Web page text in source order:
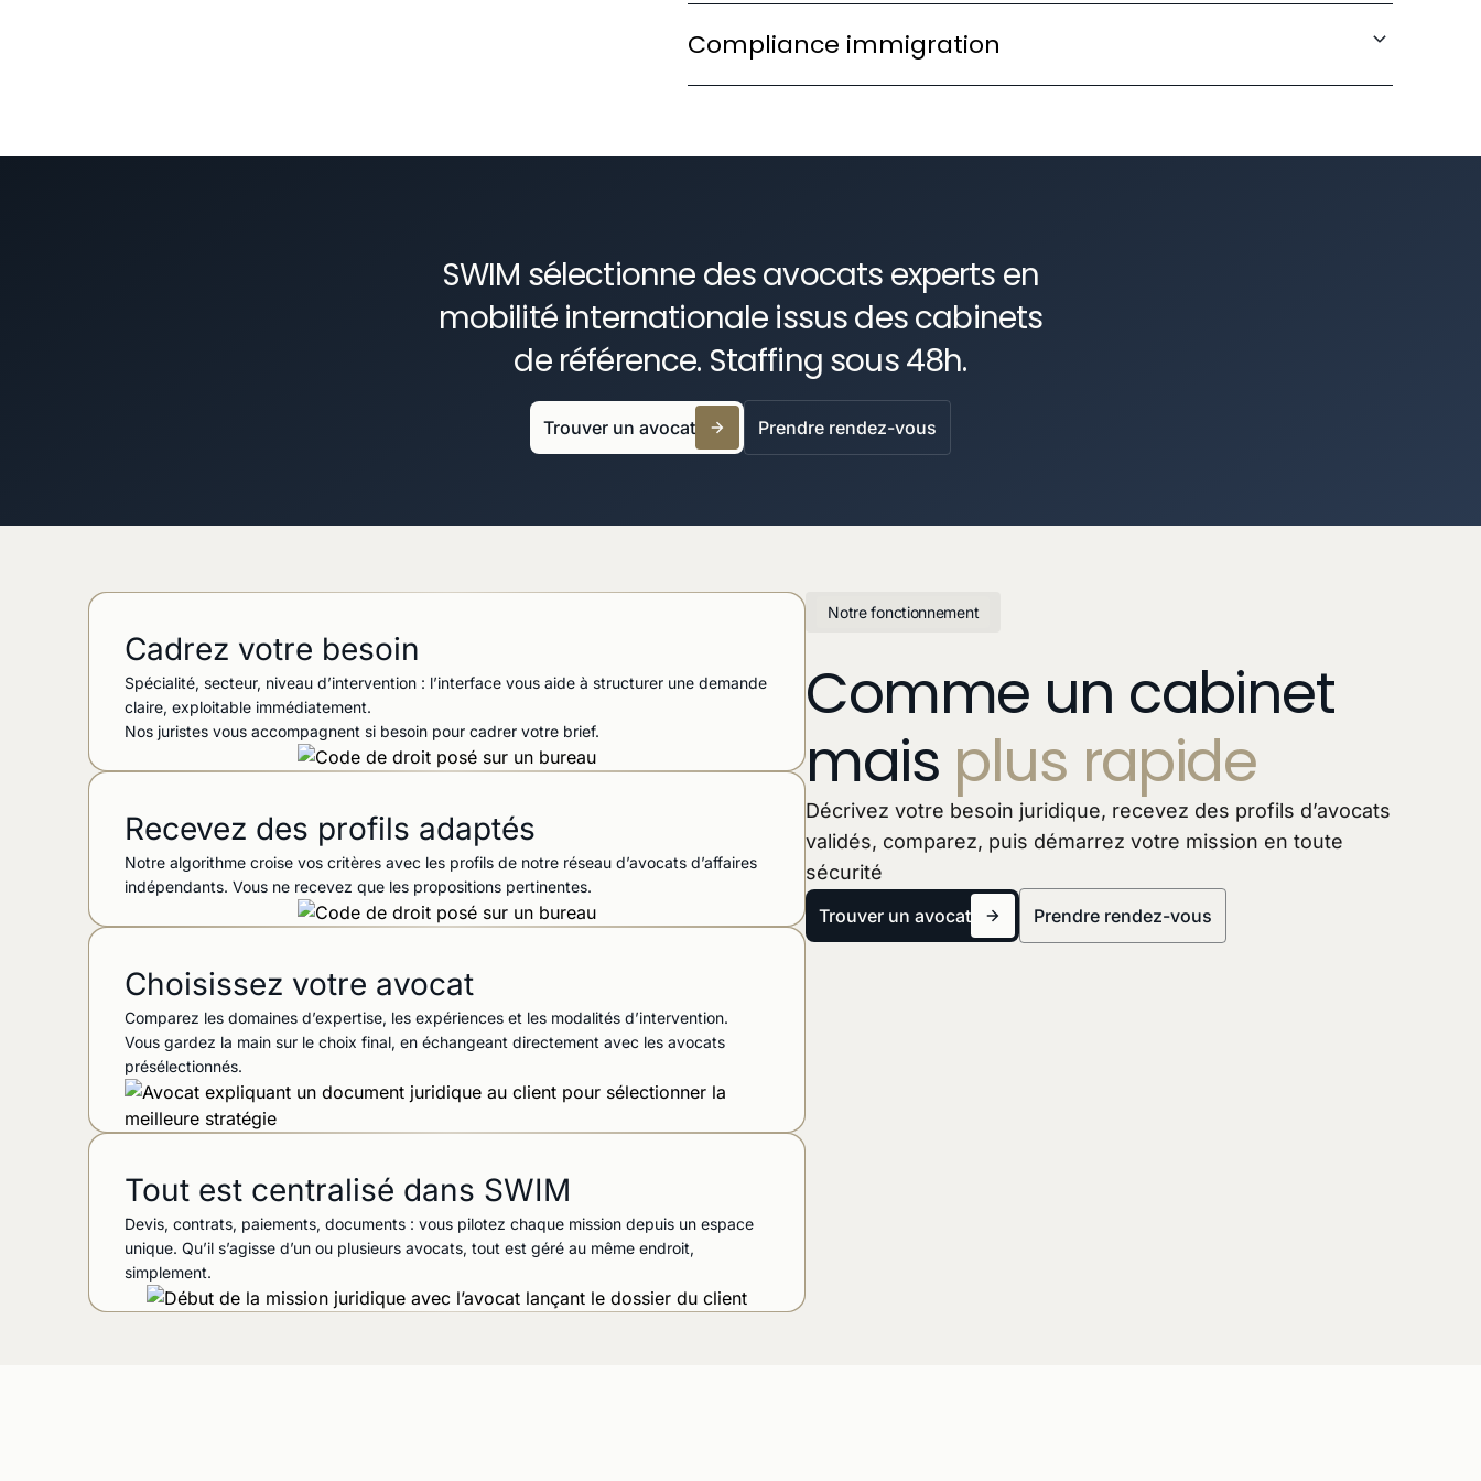
France.
Compliance immigration
SWIM sélectionne des avocats experts en
mobilité internationale issus des cabinets
de référence. Staffing sous 48h.
Trouver un avocat Prendre rendez-vous
Cadrez votre besoin
Spécialité, secteur, niveau d’intervention : l’interface vous aide à structurer une demande
claire, exploitable immédiatement.
Nos juristes vous accompagnent si besoin pour cadrer votre brief.
Recevez des profils adaptés
Notre algorithme croise vos critères avec les profils de notre réseau d’avocats d’affaires
indépendants. Vous ne recevez que les propositions pertinentes.
Choisissez votre avocat
Comparez les domaines d’expertise, les expériences et les modalités d’intervention.
Vous gardez la main sur le choix final, en échangeant directement avec les avocats
présélectionnés.
Tout est centralisé dans SWIM
Devis, contrats, paiements, documents : vous pilotez chaque mission depuis un espace
unique. Qu’il s’agisse d’un ou plusieurs avocats, tout est géré au même endroit,
simplement.
Notre fonctionnement
Comme un cabinet
mais plus rapide
Décrivez votre besoin juridique, recevez des profils d’avocats
validés, comparez, puis démarrez votre mission en toute
sécurité
Trouver un avocat Prendre rendez-vous